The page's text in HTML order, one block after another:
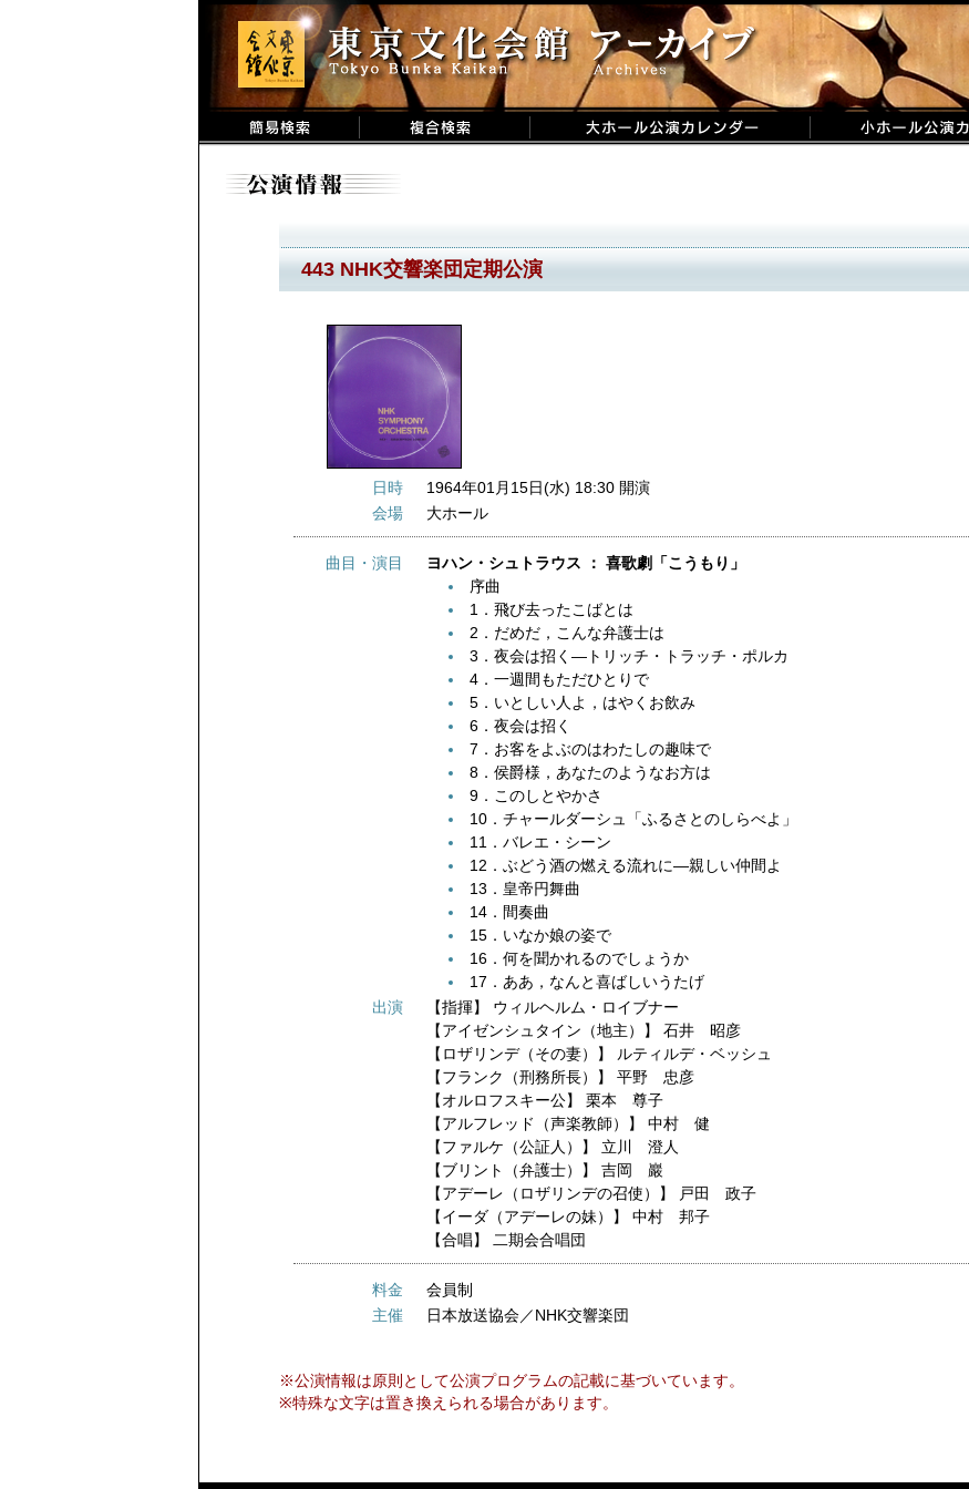
443 NHK交響楽団定期公演
日時
1964年01月15日(水) 18:30 開演
会場
大ホール
曲目・演目
ヨハン・シュトラウス ： 喜歌劇「こうもり」
序曲
1．飛び去ったこばとは
2．だめだ，こんな弁護士は
3．夜会は招く―トリッチ・トラッチ・ポルカ
4．一週間もただひとりで
5．いとしい人よ，はやくお飲み
6．夜会は招く
7．お客をよぶのはわたしの趣味で
8．侯爵様，あなたのようなお方は
9．このしとやかさ
10．チャールダーシュ「ふるさとのしらべよ」
11．バレエ・シーン
12．ぶどう酒の燃える流れに―親しい仲間よ
13．皇帝円舞曲
14．間奏曲
15．いなか娘の姿で
16．何を聞かれるのでしょうか
17．ああ，なんと喜ばしいうたげ
出演
【指揮】 ウィルヘルム・ロイブナー
【アイゼンシュタイン（地主）】 石井 昭彦
【ロザリンデ（その妻）】
ルティルデ・ベッシュ
【フランク（刑務所長）】 平野 忠彦
【オルロフスキー公】 栗本 尊子
【アルフレッド（声楽教師）】 中村 健
【ファルケ（公証人）】 立川 澄人
【ブリント（弁護士）】 吉岡 巖
【アデーレ（ロザリンデの召使）】
戸田 政子
【イーダ（アデーレの妹）】 中村 邦子
【合唱】
二期会合唱団
料金
会員制
主催
日本放送協会／NHK交響楽団
※公演情報は原則として公演プログラムの記載に基づいています。
※特殊な文字は置き換えられる場合があります。